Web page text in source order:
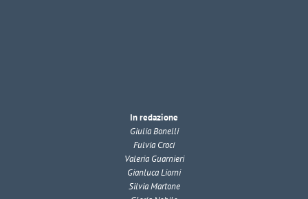
In redazione
Giulia Bonelli
Fulvia Croci
Valeria Guarnieri
Gianluca Liorni
Silvia Martone